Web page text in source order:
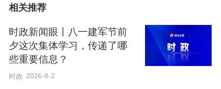
会议指出，过去一年，全省各级各部门深
入学习贯彻习近平总书记重要讲话精神，
牢记嘱托、感恩奋进，担当尽责、主动作
为，京津冀协同发展取得新进展新成绩。
相关推荐
时政新闻眼丨八一建军节前
夕这次集体学习，传递了哪
些重要信息？
时政 2026-8-2